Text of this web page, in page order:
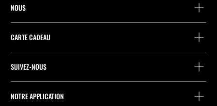
Localisez votre commande
Recherche de points relais
Préférences de cookies
Qualités et caractéristiques environnementales des produits
NOUS
Entreprise
Company Profile
CARTE CADEAU
Achat de Carte Cadeau
SUIVEZ-NOUS
NOTRE APPLICATION